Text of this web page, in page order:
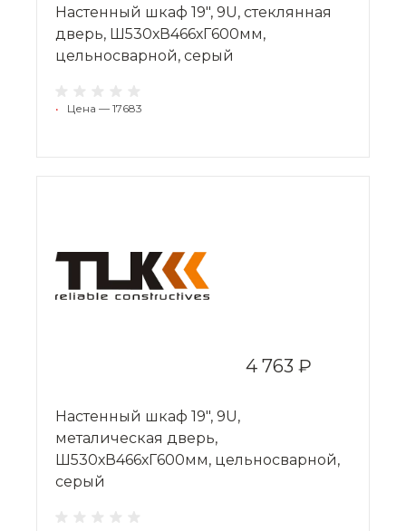
Настенный шкаф 19", 9U, стеклянная
дверь, Ш530хВ466хГ600мм,
цельносварной, серый
• Цена — 17683
4 763 ₽
Настенный шкаф 19", 9U,
металическая дверь,
Ш530хВ466хГ600мм, цельносварной,
серый